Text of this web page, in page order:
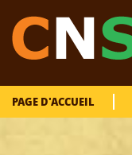
PAGE D'ACCUEIL